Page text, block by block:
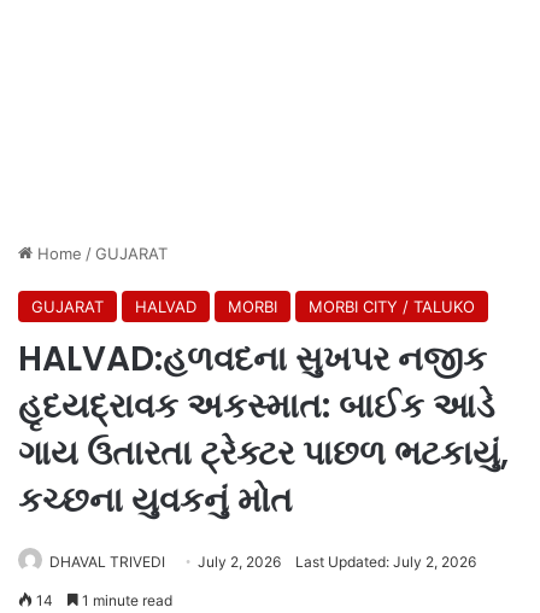
Home /GUJARAT
GUJARAT HALVAD MORBI MORBI CITY / TALUKO
HALVAD:હળવદના સુખપર નજીક
હૃદયદ્રાવક અકસ્માત: બાઈક આડે
ગાય ઉતારતા ટ્રેક્ટર પાછળ ભટકાયું,
કચ્છના યુવકનું મોત
DHAVAL TRIVEDI July 2, 2026 Last Updated: July 2, 2026
14 1 minute read